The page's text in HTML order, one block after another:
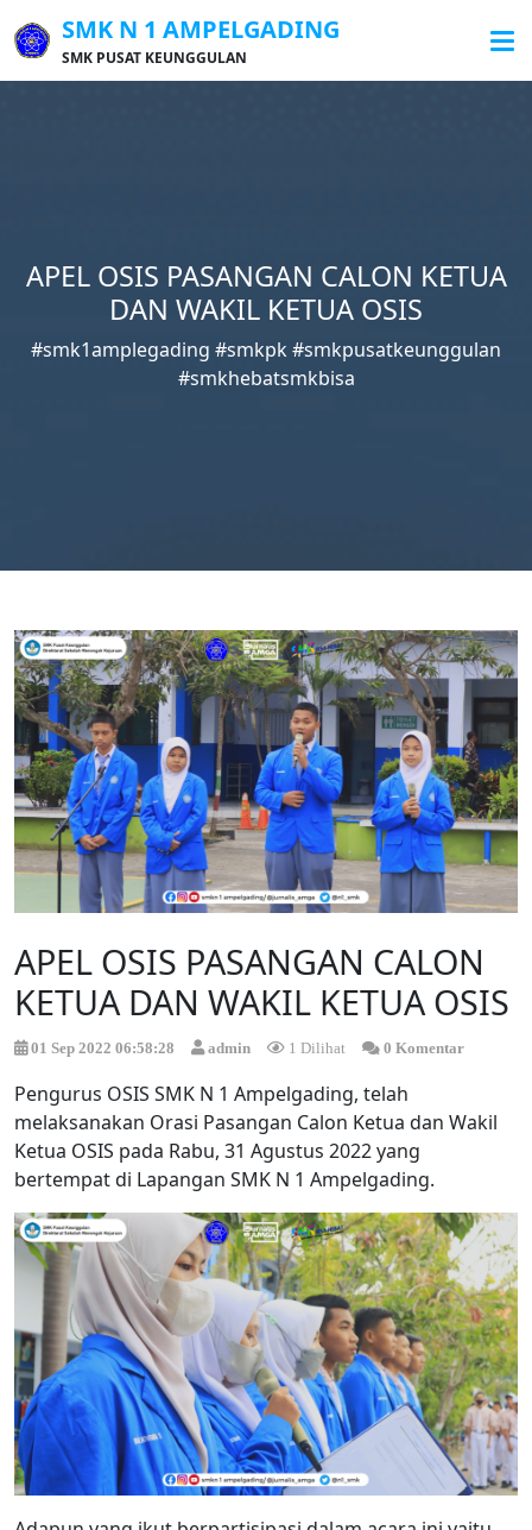
SMK N 1 AMPELGADING
SMK PUSAT KEUNGGULAN
APEL OSIS PASANGAN CALON KETUA
DAN WAKIL KETUA OSIS
#smk1amplegading #smkpk #smkpusatkeunggulan
#smkhebatsmkbisa
APEL OSIS PASANGAN CALON
KETUA DAN WAKIL KETUA OSIS
01 Sep 2022 06:58:28 admin 1 Dilihat 0 Komentar
Pengurus OSIS SMK N 1 Ampelgading, telah
melaksanakan Orasi Pasangan Calon Ketua dan Wakil
Ketua OSIS pada Rabu, 31 Agustus 2022 yang
bertempat di Lapangan SMK N 1 Ampelgading.